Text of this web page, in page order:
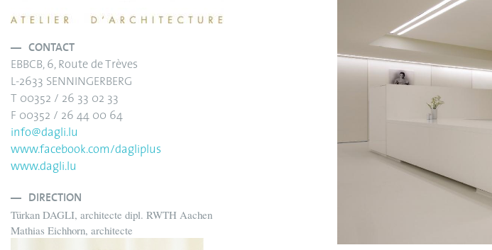
CONTACT
EBBCB, 6, Route de Trèves
L-2633 SENNINGERBERG
T 00352 / 26 33 02 33
F 00352 / 26 44 00 64
info@dagli.lu
www.facebook.com/dagliplus
www.dagli.lu
DIRECTION
Türkan DAGLI, architecte dipl. RWTH Aachen
Mathias Eichhorn, architecte